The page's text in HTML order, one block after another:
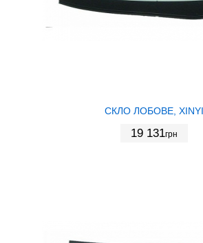
СКЛО ЛОБОВЕ, XINYI
19 131грн